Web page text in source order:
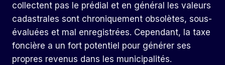
collectent pas le prédial et en général les valeurs
cadastrales sont chroniquement obsolètes, sous-
évaluées et mal enregistrées. Cependant, la taxe
foncière a un fort potentiel pour générer ses
propres revenus dans les municipalités.